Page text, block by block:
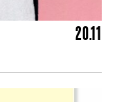
20.11